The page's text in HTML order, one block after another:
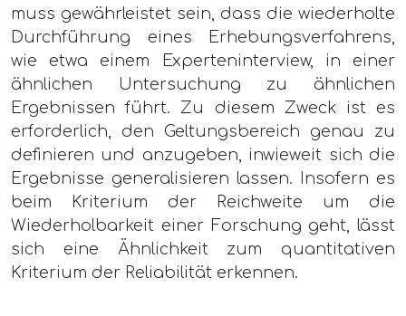
muss gewährleistet sein, dass die wiederholte
Durchführung eines Erhebungsverfahrens,
wie etwa einem Experteninterview, in einer
ähnlichen Untersuchung zu ähnlichen
Ergebnissen führt. Zu diesem Zweck ist es
erforderlich, den Geltungsbereich genau zu
definieren und anzugeben, inwieweit sich die
Ergebnisse generalisieren lassen. Insofern es
beim Kriterium der Reichweite um die
Wiederholbarkeit einer Forschung geht, lässt
sich eine Ähnlichkeit zum quantitativen
Kriterium der Reliabilität erkennen.